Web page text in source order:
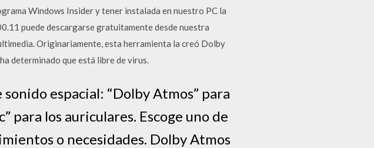
Windows Insider y tener instalada en nuestro PC la
puede descargarse gratuitamente desde nuestra
Originariamente, esta herramienta la creó Dolby
determinado que está libre de virus.
espacial: “Dolby Atmos” para
para los auriculares. Escoge uno de
o necesidades. Dolby Atmos